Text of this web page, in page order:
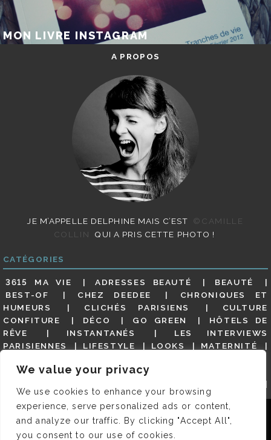
We value your privacy
We use cookies to enhance your browsing
experience, serve personalized ads or content,
and analyze our traffic. By clicking "Accept All",
you consent to our use of cookies.
MON LIVRE INSTAGRAM
A PROPOS
JE M’APPELLE DELPHINE MAIS C’EST
©CAMILLE
COLLIN
QUI A PRIS CETTE PHOTO !
CATÉGORIES
3615 MA VIE ADRESSES BEAUTÉ
BEAUTÉ
BEST-OF
CHEZ DEEDEE
CHRONIQUES ET
HUMEURS
CLICHÉS PARISIENS
CULTURE
CONFITURE
DÉCO GO GREEN
HÔTELS DE
RÊVE
INSTANTANÉS
LES INTERVIEWS
PARISIENNES
LIFESTYLE LOOKS
MATERNITÉ
(BUT GOODIES)
PAR ICI LE MAGOT !
REVUE DE PRESSE DÉTAILLÉE, SIOU PLAIT
DE THÉ
SHOPPING VIDÉOS
VITE ! UN RESTO
VOYAGES VOYAGES
Nous utilisons des cookies pour vous garantir la meilleure
expérience sur notre site. Si vous continuez à utiliser ce